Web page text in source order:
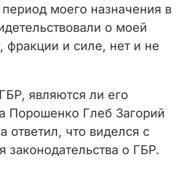
моего назначения в
о моей
фракции и силе, нет и не
являются ли его
Порошенко Глеб Загорий
ответил, что виделся с
о ГБР.